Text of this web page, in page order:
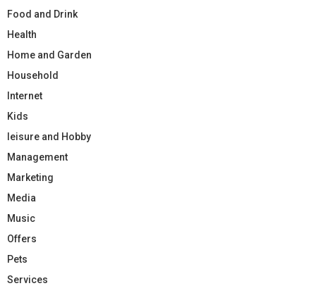
Food and Drink
Health
Home and Garden
Household
Internet
Kids
leisure and Hobby
Management
Marketing
Media
Music
Offers
Pets
Services